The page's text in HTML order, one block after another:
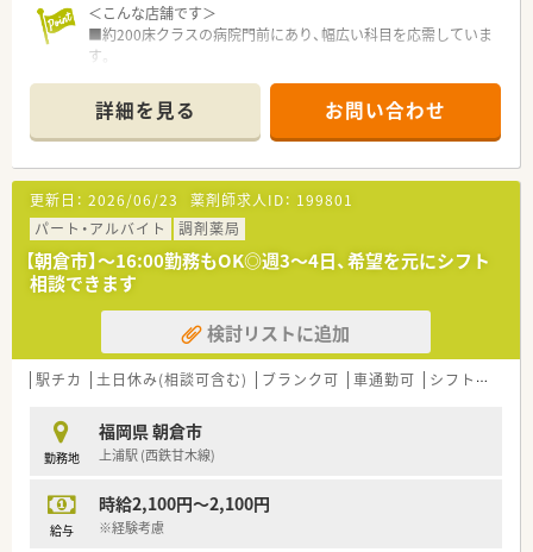
や入念な監査の業務を他のスタッフと協力して行います。
■患者様に対して現在の体調や薬の服用状況を詳しくヒアリン
グし、分かりやすく丁寧な服薬指導を実施します。
■薬歴の管理システムには全社で統一された最新の機器を採用
しており、効率的かつ安全に記録を入力できます。
＜こんな店舗です＞
■約200床クラスの病院門前にあり、幅広い科目を応需していま
す。
＜こんな薬局です＞
■福岡県内、朝倉市を中心に10店舗ほど展開している会社です。
■ドライブスルー店舗や無菌室完備の店舗など、患者さんが利用
しやすい環境を整えています。
■年に7日程度、日曜勤務もありますが、別途手当を付けていま
す。
＜社員を大切にしています＞
■社員旅行や忘年会、BBQ等社員同士関われる行事も開催してい
ます。
■勤続30～40年の社員も数名在籍しています。
詳細を見る お問い合わせ
更新日： 2026/06/23 薬剤師求人ID： 199801
パート・アルバイト
調剤薬局
【朝倉市】～16:00勤務もOK◎週3～4日、希望を元にシフト
相談できます
検討リストに追加
駅チカ 土日休み(相談可含む) ブランク可 車通勤可 シフト制
勤務地
福岡県 朝倉市
上浦駅 (西鉄甘木線)
給与
時給2,100円～2,100円
※経験考慮